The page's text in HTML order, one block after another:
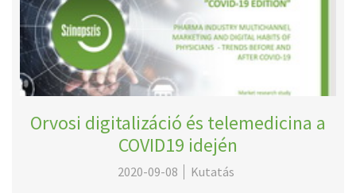
Orvosi digitalizáció és telemedicina a
COVID19 idején
2020-09-08 Kutatás